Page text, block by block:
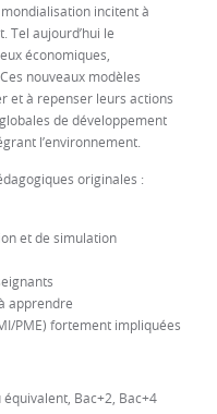
incitent à
Tel aujourd’hui le
économiques,
nouveaux modèles
et à repenser leurs actions
de développement
l’environnement.
originales :
et de simulation
apprendre
PME) fortement impliquées
équivalent, Bac+2, Bac+4